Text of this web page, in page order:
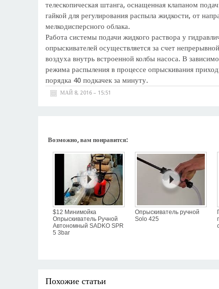
телескопическая штанга, оснащенная клапаном
гайкой для регулирования распыла жидкости, от
мелкодисперсного облака.
Работа системы подачи жидкого раствора у
опрыскивателей осуществляется за счет
воздуха внутрь встроенной колбы насоса. В
режима распыления в процессе опрыскивания
порядка 40 подкачек за минуту.
МАЙ 8, 2016 – 15:51
Возможно, вам понравится:
$12 Минимойка
Опрыскиватель Ручной
Автономный SADKO SPR
5 3bar
Опрыскиватель ручной
Solo 425
Похожие статьи